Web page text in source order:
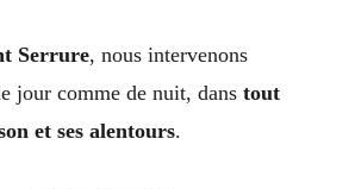
Serrure, nous intervenons
jour comme de nuit, dans tout
et ses alentours.